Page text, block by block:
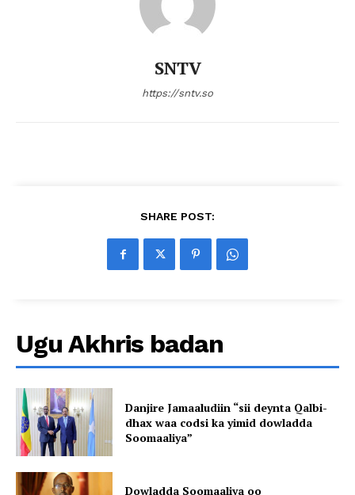
SNTV
https://sntv.so
SHARE POST:
Ugu Akhris badan
Danjire Jamaaludiin “sii deynta Qalbi-
dhax waa codsi ka yimid dowladda
Soomaaliya”
Dowladda Soomaaliya oo